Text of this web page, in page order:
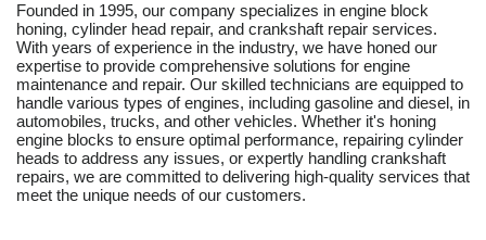
Founded in 1995, our company specializes in engine block
honing, cylinder head repair, and crankshaft repair services.
With years of experience in the industry, we have honed our
expertise to provide comprehensive solutions for engine
maintenance and repair. Our skilled technicians are equipped to
handle various types of engines, including gasoline and diesel, in
automobiles, trucks, and other vehicles. Whether it's honing
engine blocks to ensure optimal performance, repairing cylinder
heads to address any issues, or expertly handling crankshaft
repairs, we are committed to delivering high-quality services that
meet the unique needs of our customers.